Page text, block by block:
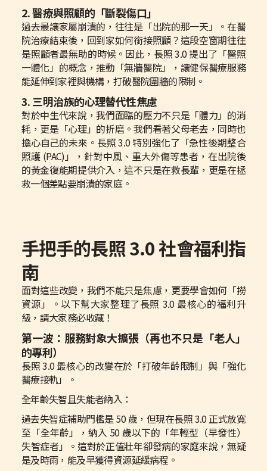
2. 醫療與照顧的「斷裂傷口」
過去最讓家屬崩潰的，往往是「出院的那一天」。在醫
院治療結束後，回到家如何銜接照顧？這段空窗期往往
是照顧者最無助的時候。因此，長照 3.0 提出了「醫照
一體化」的概念，推動「無牆醫院」，讓健保醫療服務
能延伸到家裡與機構，打破醫院圍牆的限制。
3. 三明治族的心理替代性焦慮
對於中生代來說，我們面臨的壓力不只是「體力」的消
耗，更是「心理」的折磨。我們看著父母老去，同時也
擔心自己的未來。長照 3.0 特別強化了「急性後期整合
照護 (PAC)」，針對中風、重大外傷等患者，在出院後
的黃金復能期提供介入，這不只是在救長輩，更是在拯
救一個差點要崩潰的家庭。
手把手的長照 3.0 社會福利指
南
面對這些改變，我們不能只是焦慮，更要學會如何「撈
資源」。以下幫大家整理了長照 3.0 最核心的福利升
級，請大家務必收藏！
第一波：服務對象大擴張（再也不只是「老人」
的專利）
長照 3.0 最核心的改變在於「打破年齡限制」與「強化
醫療接軌」。
全年齡失智且失能者納入：
過去失智症補助門檻是 50 歲，但現在長照 3.0 正式放寬
至「全年齡」，納入 50 歲以下的「年輕型（早發性）
失智症者」。這對於正值壯年卻發病的家庭來說，無疑
是及時雨，能及早獲得資源延緩病程。